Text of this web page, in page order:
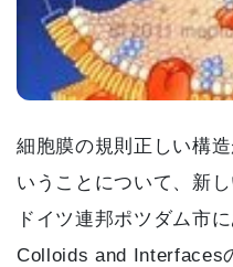
細胞膜の規則正しい構
いうことについて、新
ドイツ連邦ポツダム市
Colloids and Interfaces